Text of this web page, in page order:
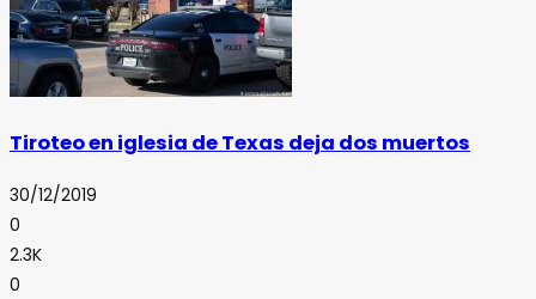
Tiroteo en iglesia de Texas deja dos muertos
30/12/2019
0
2.3K
0